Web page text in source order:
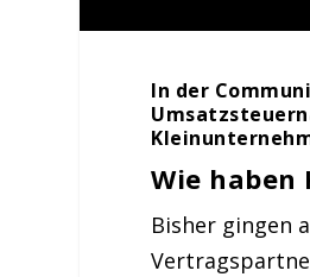
In der
Wie
Bisher gingen